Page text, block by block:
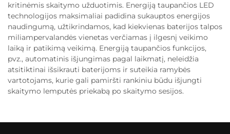
kritinėmis skaitymo užduotimis. Energiją taupančios LED
technologijos maksimaliai padidina sukauptos energijos
naudingumą, užtikrindamos, kad kiekvienas baterijos talpos
miliampervalandės vienetas verčiamas į ilgesnį veikimo
laiką ir patikimą veikimą. Energiją taupančios funkcijos,
pvz., automatinis išjungimas pagal laikmatį, neleidžia
atsitiktinai išsikrauti baterijoms ir suteikia ramybės
vartotojams, kurie gali pamiršti rankiniu būdu išjungti
skaitymo lemputės priekabą po skaitymo sesijos.